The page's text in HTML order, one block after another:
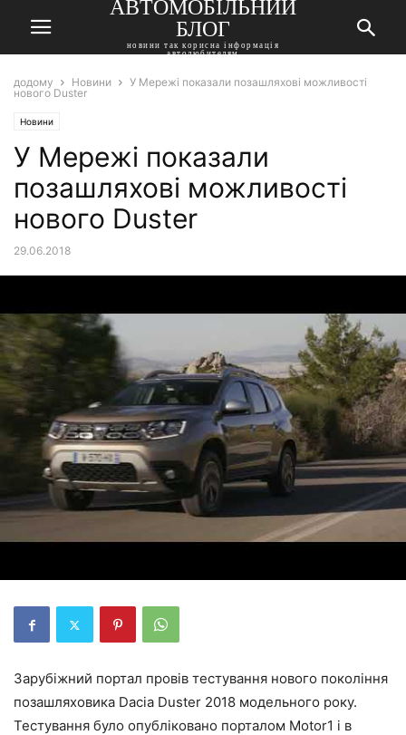
АВТОМОБІЛЬНИЙ
БЛОГ
новини так корисна інформація
автолюбителям
додому Новини
У Мережі показали позашляхові можливості
нового Duster
Новини
У Мережі показали
позашляхові можливості
нового Duster
29.06.2018
Зарубіжний портал провів тестування нового покоління
позашляховика Dacia Duster 2018 модельного року.
Тестування було опубліковано порталом Motor1 і в